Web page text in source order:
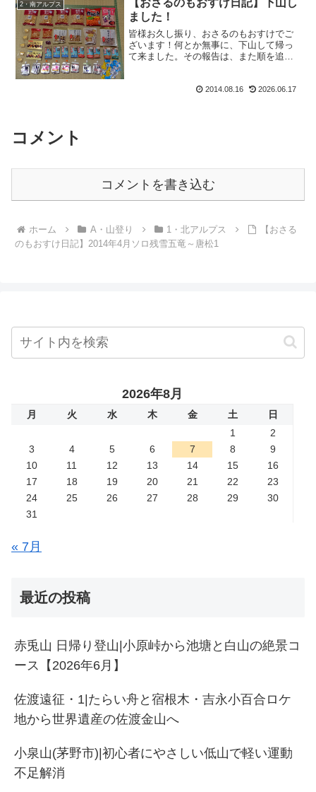
2・南アルプス
ました！
皆様お久し振り、おさるのもおすけでご
ざいます！何とか無事に、下山して帰っ
て来ました。その報告は、また順を追っ
標で唯一お会いできた山ガールのさっち
2014.08.16 2026.06.17
コメント
コメントを書き込む
ホーム A・山登り 1・北アルプス
【おさる
のもおすけ日記】2014年4月ソロ残雪五竜～唐松1
2026年8月
月 火 水 木 金 土
日
1
2
3
4 5 6 7 8
9
10
11 12 13 14 15
16
17
18 19 20 21 22
23
24
25 26 27 28 29
30
31
« 7月
最近の投稿
赤兎山 日帰り登山|小原峠から池塘と白山の絶景コ
ース【2026年6月】
佐渡遠征・1|たらい舟と宿根木・吉永小百合ロケ
地から世界遺産の佐渡金山へ
小泉山(茅野市)|初心者にやさしい低山で軽い運動
不足解消